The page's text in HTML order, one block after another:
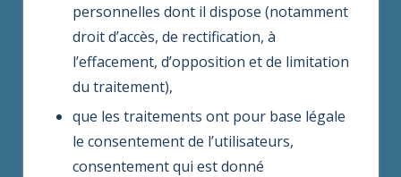
personnelles dont il dispose (notamment
droit d’accès, de rectification, à
l’effacement, d’opposition et de limitation
du traitement),
que les traitements ont pour base légale
le consentement de l’utilisateurs,
consentement qui est donné